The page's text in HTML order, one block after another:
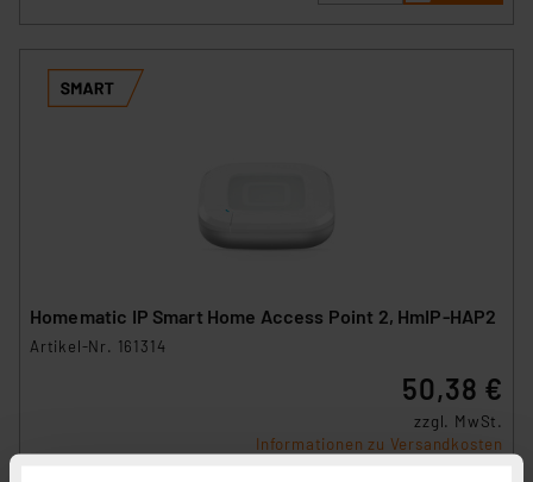
Homematic IP Smart Home Access Point 2, HmIP-HAP2
Artikel-Nr. 161314
50,38 €
zzgl. MwSt.
Informationen zu Versandkosten